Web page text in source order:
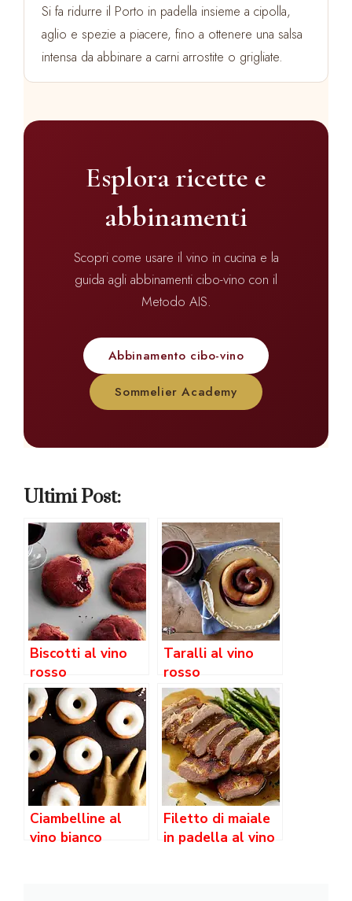
Si fa ridurre il Porto in padella insieme a cipolla,
aglio e spezie a piacere, fino a ottenere una salsa
intensa da abbinare a carni arrostite o grigliate.
Esplora ricette e
abbinamenti
Scopri come usare il vino in cucina e la
guida agli abbinamenti cibo-vino con il
Metodo AIS.
Abbinamento cibo-vino
Sommelier Academy
Ultimi Post:
Biscotti al vino
rosso
Taralli al vino
rosso
Ciambelline al
vino bianco
Filetto di maiale
in padella al vino